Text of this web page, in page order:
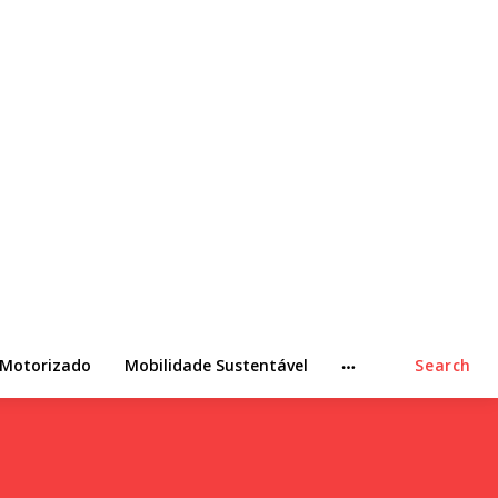
Mobilidade Sustentável Search